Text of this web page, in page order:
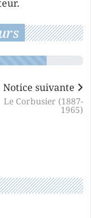
Notice suivante
Le Corbusier (1887-
1965)